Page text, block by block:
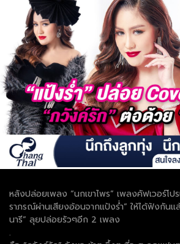
หลังปล่อยเพลง “นกเขาไพร” เพลงคัฟเวอร์โป
ราภรณ์ผ่านเสียงอ้อนจากแป้งร่ำ” ให้ได้ฟังกัน
นารี” ลุยปล่อยรัวๆอีก 2 เพลง
.